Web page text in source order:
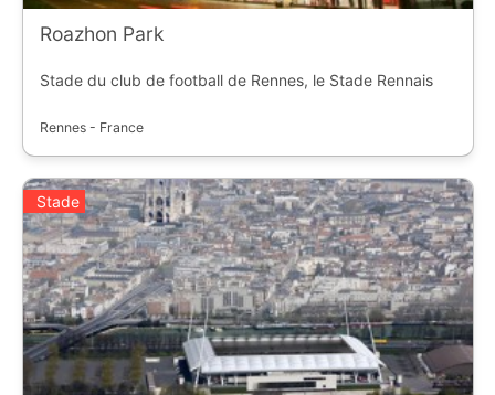
Roazhon Park
Stade du club de football de Rennes, le Stade Rennais
Rennes - France
Stade